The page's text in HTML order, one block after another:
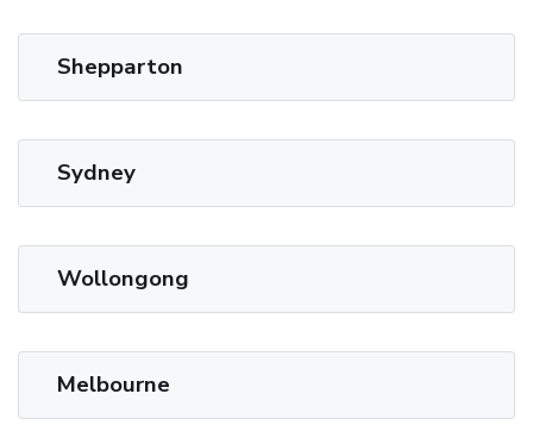
Shepparton
Sydney
Wollongong
Melbourne